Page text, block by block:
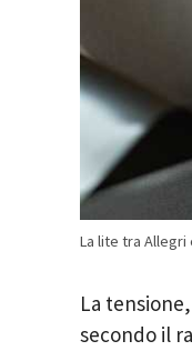
La lite tra Allegri
La
secondo il